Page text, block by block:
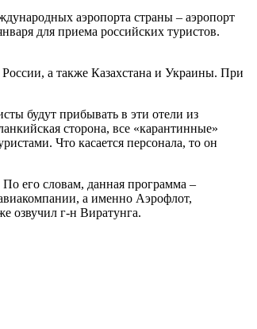
аэропорта страны – аэропорт
для приема российских туристов.
а также Казахстана и Украины. При
будут прибывать в эти отели из
сторона, все «карантинные»
Что касается персонала, то он
его словам, данная программа –
а именно Аэрофлот,
озвучил г-н Виратунга.